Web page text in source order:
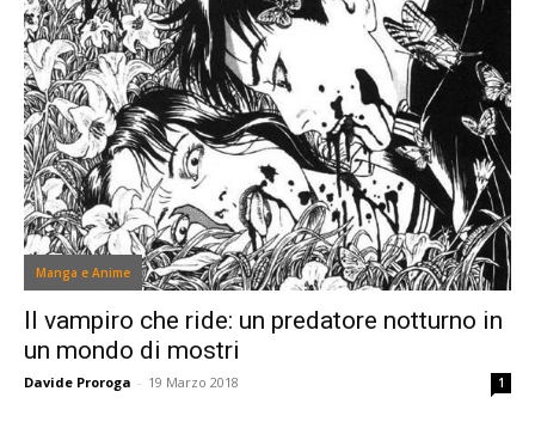
Manga e Anime
Il vampiro che ride: un predatore notturno in
un mondo di mostri
Davide Proroga - 19 Marzo 2018 1